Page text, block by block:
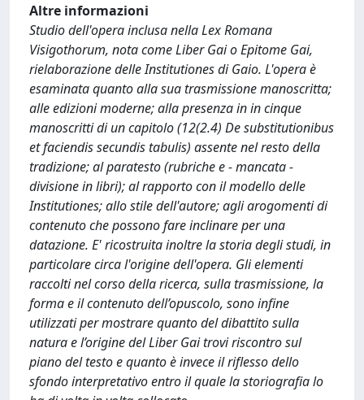
Altre informazioni
Studio dell'opera inclusa nella Lex Romana
Visigothorum, nota come Liber Gai o Epitome Gai,
rielaborazione delle Institutiones di Gaio. L'opera è
esaminata quanto alla sua trasmissione manoscritta;
alle edizioni moderne; alla presenza in in cinque
manoscritti di un capitolo (12(2.4) De substitutionibus
et faciendis secundis tabulis) assente nel resto della
tradizione; al paratesto (rubriche e - mancata -
divisione in libri); al rapporto con il modello delle
Institutiones; allo stile dell'autore; agli arogomenti di
contenuto che possono fare inclinare per una
datazione. E' ricostruita inoltre la storia degli studi, in
particolare circa l'origine dell'opera. Gli elementi
raccolti nel corso della ricerca, sulla trasmissione, la
forma e il contenuto dell’opuscolo, sono infine
utilizzati per mostrare quanto del dibattito sulla
natura e l’origine del Liber Gai trovi riscontro sul
piano del testo e quanto è invece il riflesso dello
sfondo interpretativo entro il quale la storiografia lo